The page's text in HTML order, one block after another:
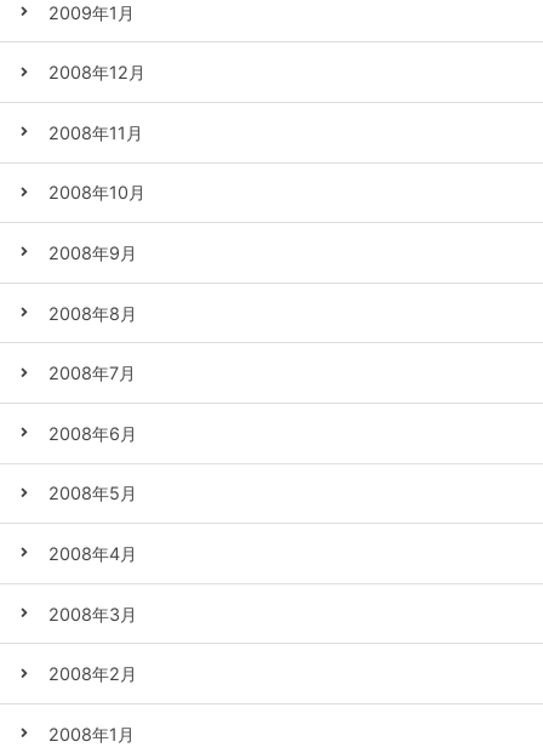
2009年1月
2008年12月
2008年11月
2008年10月
2008年9月
2008年8月
2008年7月
2008年6月
2008年5月
2008年4月
2008年3月
2008年2月
2008年1月